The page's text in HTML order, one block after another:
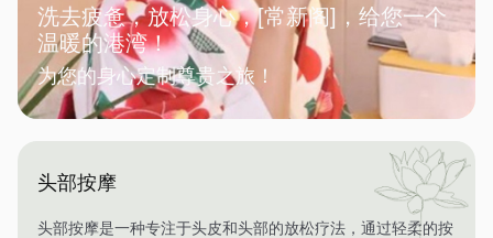
洗去疲惫，放松身心，[常新阁]，给您一个
温暖的港湾！
为您的身心定制尊贵之旅！
头部按摩
头部按摩是一种专注于头皮和头部的放松疗法，通过轻柔的按